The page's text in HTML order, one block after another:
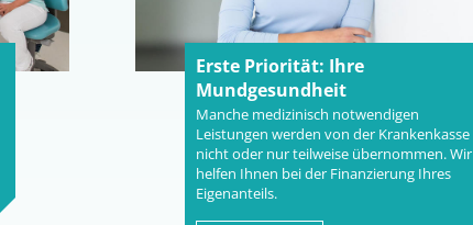
Erste Priorität: Ihre
Mundgesundheit
Manche medizinisch notwendigen
Leistungen werden von der Krankenkasse
nicht oder nur teilweise übernommen. Wir
helfen Ihnen bei der Finanzierung Ihres
Eigenanteils.